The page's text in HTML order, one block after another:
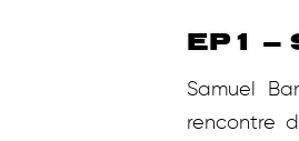
EP1 –
Samuel
rencontre